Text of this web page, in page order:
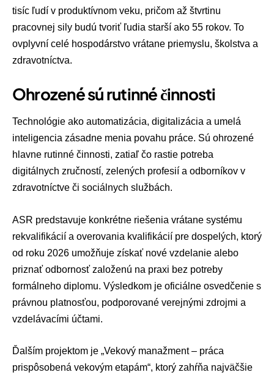
tisíc ľudí v produktívnom veku, pričom až štvrtinu
pracovnej sily budú tvoriť ľudia starší ako 55 rokov. To
ovplyvní celé hospodárstvo vrátane priemyslu, školstva a
zdravotníctva.
Ohrozené sú rutinné činnosti
Technológie ako automatizácia, digitalizácia a umelá
inteligencia zásadne menia povahu práce. Sú ohrozené
hlavne rutinné činnosti, zatiaľ čo rastie potreba
digitálnych zručností, zelených profesií a odborníkov v
zdravotníctve či sociálnych službách.
ASR predstavuje konkrétne riešenia vrátane systému
rekvalifikácií a overovania kvalifikácií pre dospelých, ktorý
od roku 2026 umožňuje získať nové vzdelanie alebo
priznať odbornosť založenú na praxi bez potreby
formálneho diplomu. Výsledkom je oficiálne osvedčenie s
právnou platnosťou, podporované verejnými zdrojmi a
vzdelávacími účtami.
Ďalším projektom je „Vekový manažment – práca
prispôsobená vekovým etapám“, ktorý zahŕňa najväčšie